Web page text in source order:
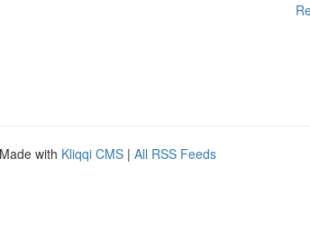
with Kliqqi CMS | All RSS Feeds